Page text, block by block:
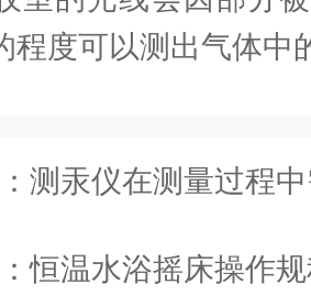
程度可以测出气体中
测汞仪在测量过程中
恒温水浴摇床操作